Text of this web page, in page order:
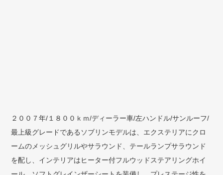
２００７年/１８００ｋｍ/ディーラー車/左ハンドル/サンルーフ/
最上級グレードであるソブリンモデルは、エクステリアにクロ
ームのメッシュグリルやサラウンド、テールランプサラウンド
を配し、インテリアはヒーター付フルウッドステアリングホイ